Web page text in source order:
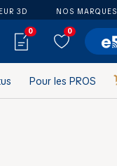
3D NOS MARQUES
0 0
Pour les PROS